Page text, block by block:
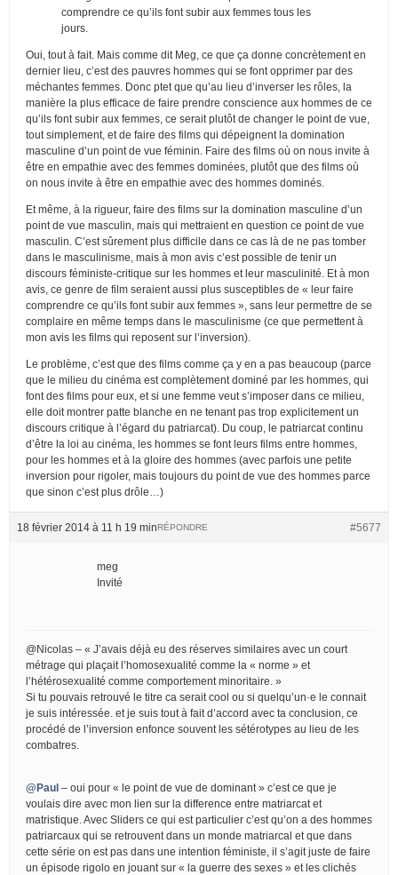
comprendre ce qu’ils font subir aux femmes tous les
jours.
Oui, tout à fait. Mais comme dit Meg, ce que ça donne concrètement en
dernier lieu, c’est des pauvres hommes qui se font opprimer par des
méchantes femmes. Donc ptet que qu’au lieu d’inverser les rôles, la
manière la plus efficace de faire prendre conscience aux hommes de ce
qu’ils font subir aux femmes, ce serait plutôt de changer le point de vue,
tout simplement, et de faire des films qui dépeignent la domination
masculine d’un point de vue féminin. Faire des films où on nous invite à
être en empathie avec des femmes dominées, plutôt que des films où
on nous invite à être en empathie avec des hommes dominés.
Et même, à la rigueur, faire des films sur la domination masculine d’un
point de vue masculin, mais qui mettraient en question ce point de vue
masculin. C’est sûrement plus difficile dans ce cas là de ne pas tomber
dans le masculinisme, mais à mon avis c’est possible de tenir un
discours féministe-critique sur les hommes et leur masculinité. Et à mon
avis, ce genre de film seraient aussi plus susceptibles de « leur faire
comprendre ce qu’ils font subir aux femmes », sans leur permettre de se
complaire en même temps dans le masculinisme (ce que permettent à
mon avis les films qui reposent sur l’inversion).
Le problème, c’est que des films comme ça y en a pas beaucoup (parce
que le milieu du cinéma est complètement dominé par les hommes, qui
font des films pour eux, et si une femme veut s’imposer dans ce milieu,
elle doit montrer patte blanche en ne tenant pas trop explicitement un
discours critique à l’égard du patriarcat). Du coup, le patriarcat continu
d’être la loi au cinéma, les hommes se font leurs films entre hommes,
pour les hommes et à la gloire des hommes (avec parfois une petite
inversion pour rigoler, mais toujours du point de vue des hommes parce
que sinon c’est plus drôle…)
18 février 2014 à 11 h 19 min #5677
RÉPONDRE
meg
Invité
@Nicolas – « J’avais déjà eu des réserves similaires avec un court
métrage qui plaçait l’homosexualité comme la « norme » et
l’hétérosexualité comme comportement minoritaire. »
Si tu pouvais retrouvé le titre ca serait cool ou si quelqu’un·e le connait
je suis intéressée. et je suis tout à fait d’accord avec ta conclusion, ce
procédé de l’inversion enfonce souvent les sétérotypes au lieu de les
combatres.
@Paul – oui pour « le point de vue de dominant » c’est ce que je
voulais dire avec mon lien sur la difference entre matriarcat et
matristique. Avec Sliders ce qui est particulier c’est qu’on a des hommes
patriarcaux qui se retrouvent dans un monde matriarcal et que dans
cette série on est pas dans une intention féministe, il s’agit juste de faire
un épisode rigolo en jouant sur « la guerre des sexes » et les clichés